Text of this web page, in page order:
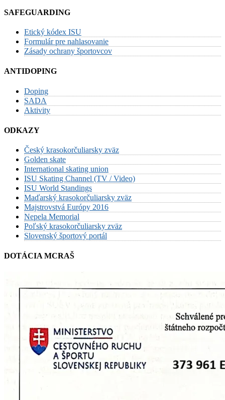
SAFEGUARDING
Etický kódex ISU
Formulár pre nahlasovanie
Zásady ochrany športovcov
ANTIDOPING
Doping
SADA
Aktivity
ODKAZY
Český krasokorčuliarsky zväz
Golden skate
International skating union
ISU Skating Channel (TV / Video)
ISU World Standings
Maďarský krasokorčuliarsky zväz
Majstrovstvá Európy 2016
Nepela Memorial
Poľský krasokorčuliarsky zväz
Slovenský športový portál
DOTÁCIA MCRAŠ